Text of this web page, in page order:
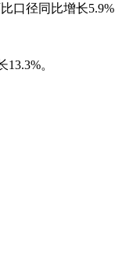
径同比增长
。